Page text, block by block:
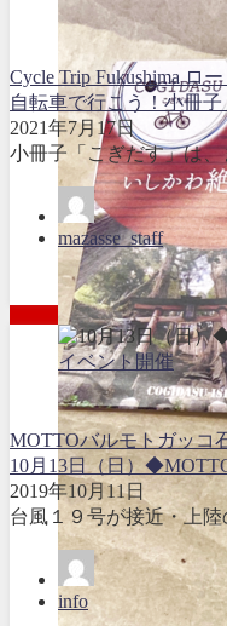
Cycle Trip Fukushima ロ
自転車で行こう！小冊
2021年7月17日
小冊子「こぎだす」は
mazasse_staff
イベント開催
MOTTOバルモトガッコ
10月13日（日）
2019年10月11日
台風１９号が接近・上
info